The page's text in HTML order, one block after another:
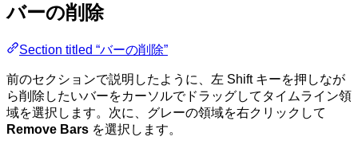
バーの削除
Section titled “バーの削除”
前のセクションで説明したように、左 Shift キーを押しなが
ら削除したいバーをカーソルでドラッグしてタイムライン領
域を選択します。次に、グレーの領域を右クリックして
Remove Bars を選択します。